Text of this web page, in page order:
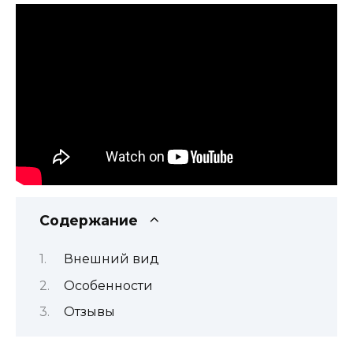
Содержание
Внешний вид
Особенности
Отзывы